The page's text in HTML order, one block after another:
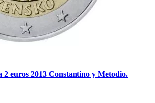
2 euros 2013 Constantino y Metodio.